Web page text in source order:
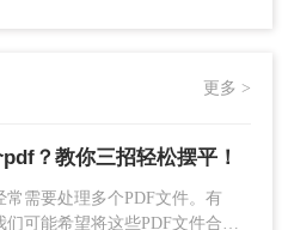
更多 >
？教你三招轻松摆平！
需要处理多个PDF文件。有
可能希望将这些PDF文件合并